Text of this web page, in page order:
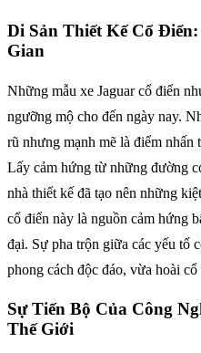
Di Sản Thiết Kế Cổ
Gian
Những mẫu xe Jaguar cổ điển
ngưỡng mộ cho đến ngày nay.
rũ nhưng mạnh mẽ là điểm nhấn
Lấy cảm hứng từ những đường
nhà thiết kế đã tạo nên những
cổ điển này là nguồn cảm hứng
đại. Sự pha trộn giữa các yếu tố
phong cách độc đáo, vừa hoài
Sự Tiến Bộ Của Công
Thế Giới